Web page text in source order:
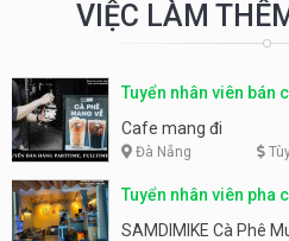
VIỆC LÀM
Tuyển nhân viên
Cafe mang đi
Đà Nẵng
Tuyển nhân viên pha
SAMDIMIKE Cà Phê